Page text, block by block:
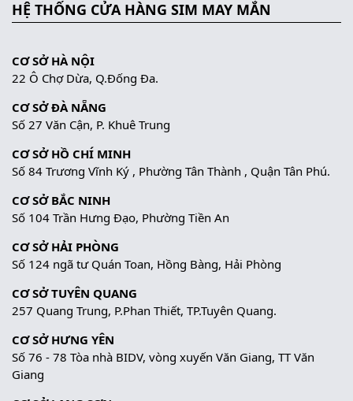
HỆ THỐNG CỬA HÀNG SIM MAY MẮN
CƠ SỞ HÀ NỘI
22 Ô Chợ Dừa, Q.Đống Đa.
CƠ SỞ ĐÀ NẴNG
Số 27 Văn Cận, P. Khuê Trung
CƠ SỞ HỒ CHÍ MINH
Số 84 Trương Vĩnh Ký , Phường Tân Thành , Quận Tân Phú.
CƠ SỞ BẮC NINH
Số 104 Trần Hưng Đạo, Phường Tiền An
CƠ SỞ HẢI PHÒNG
Số 124 ngã tư Quán Toan, Hồng Bàng, Hải Phòng
CƠ SỞ TUYÊN QUANG
257 Quang Trung, P.Phan Thiết, TP.Tuyên Quang.
CƠ SỞ HƯNG YÊN
Số 76 - 78 Tòa nhà BIDV, vòng xuyến Văn Giang, TT Văn
Giang